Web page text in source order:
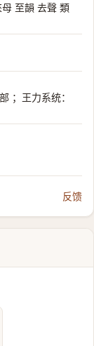
至韻 去聲 類
；王力系统：
反馈